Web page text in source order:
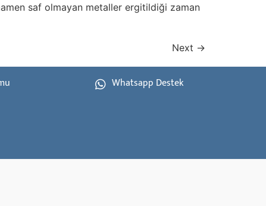
saf olmayan metaller ergitildiği zaman
Next →
Whatsapp Destek